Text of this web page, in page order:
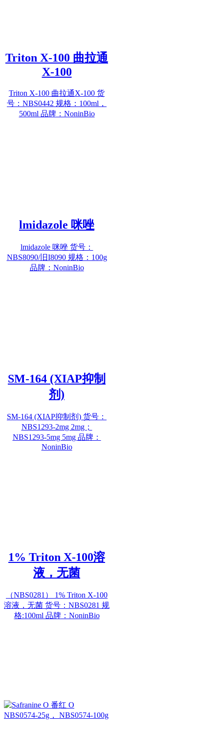
Triton X-100 曲拉通
X-100
Triton X-100 曲拉通X-100 货
号：NBS0442 规格：100ml，
500ml 品牌：NoninBio
lmidazole 咪唑
lmidazole 咪唑 货号：
NBS8090/旧I8090 规格：100g
品牌：NoninBio
SM-164 (XIAP抑制
剂)
SM-164 (XIAP抑制剂) 货号：
NBS1293-2mg 2mg；
NBS1293-5mg 5mg 品牌：
NoninBio
1% Triton X-100溶
液，无菌
（NBS0281） 1% Triton X-100
溶液，无菌 货号：NBS0281 规
格:100ml 品牌：NoninBio